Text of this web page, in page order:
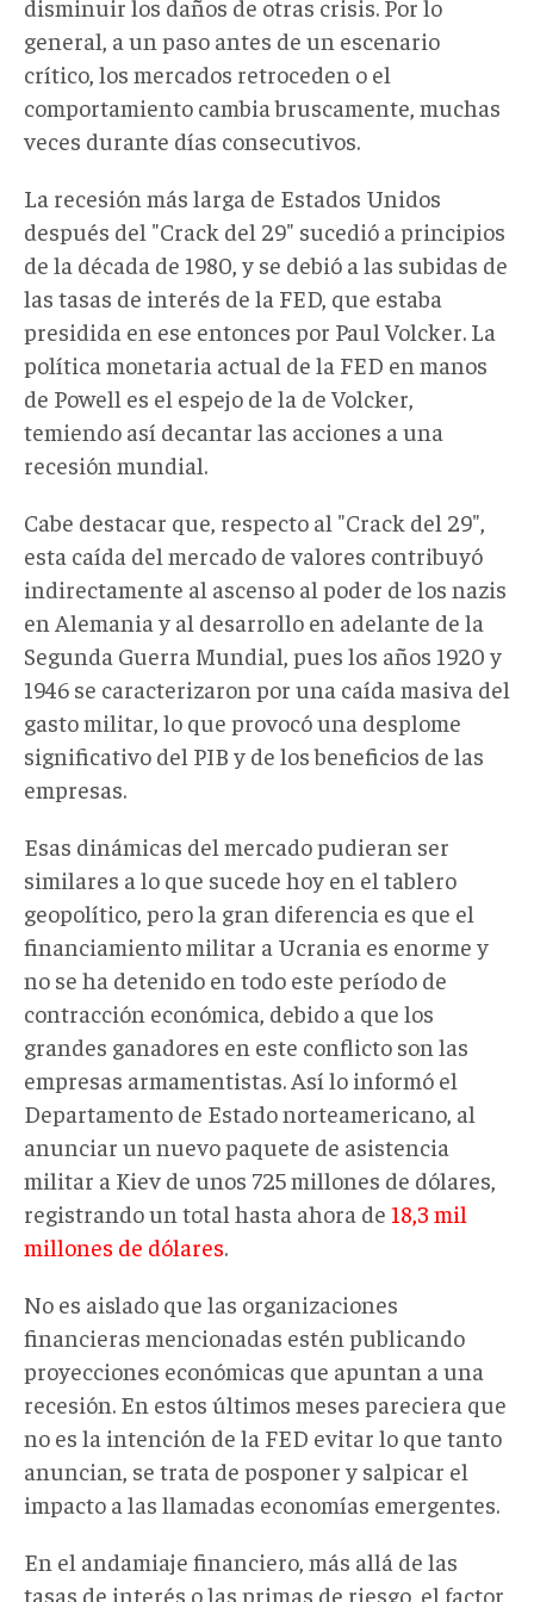
disminuir los daños de otras crisis. Por lo
general, a un paso antes de un escenario
crítico, los mercados retroceden o el
comportamiento cambia bruscamente, muchas
veces durante días consecutivos.
La recesión más larga de Estados Unidos
después del "Crack del 29" sucedió a principios
de la década de 1980, y se debió a las subidas de
las tasas de interés de la FED, que estaba
presidida en ese entonces por Paul Volcker. La
política monetaria actual de la FED en manos
de Powell es el espejo de la de Volcker,
temiendo así decantar las acciones a una
recesión mundial.
Cabe destacar que, respecto al "Crack del 29",
esta caída del mercado de valores contribuyó
indirectamente al ascenso al poder de los nazis
en Alemania y al desarrollo en adelante de la
Segunda Guerra Mundial, pues los años 1920 y
1946 se caracterizaron por una caída masiva del
gasto militar, lo que provocó una desplome
significativo del PIB y de los beneficios de las
empresas.
Esas dinámicas del mercado pudieran ser
similares a lo que sucede hoy en el tablero
geopolítico, pero la gran diferencia es que el
financiamiento militar a Ucrania es enorme y
no se ha detenido en todo este período de
contracción económica, debido a que los
grandes ganadores en este conflicto son las
empresas armamentistas. Así lo informó el
Departamento de Estado norteamericano, al
anunciar un nuevo paquete de asistencia
militar a Kiev de unos 725 millones de dólares,
registrando un total hasta ahora de 18,3 mil
millones de dólares.
No es aislado que las organizaciones
financieras mencionadas estén publicando
proyecciones económicas que apuntan a una
recesión. En estos últimos meses pareciera que
no es la intención de la FED evitar lo que tanto
anuncian, se trata de posponer y salpicar el
impacto a las llamadas economías emergentes.
En el andamiaje financiero, más allá de las
tasas de interés o las primas de riesgo, el factor